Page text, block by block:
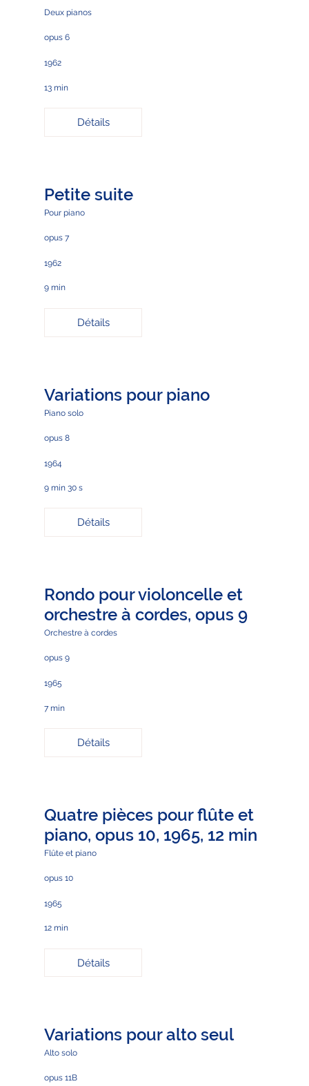
Deux pianos
opus 6
1962
13 min
Détails
Petite suite
Pour piano
opus 7
1962
9 min
Détails
Variations pour piano
Piano solo
opus 8
1964
9 min 30 s
Détails
Rondo pour violoncelle et
orchestre à cordes, opus 9
Orchestre à cordes
opus 9
1965
7 min
Détails
Quatre pièces pour flûte et
piano, opus 10, 1965, 12 min
Flûte et piano
opus 10
1965
12 min
Détails
Variations pour alto seul
Alto solo
opus 11B